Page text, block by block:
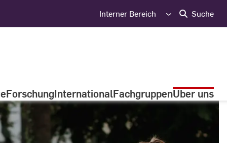
Interner Bereich Suche
ForschungInternationalFachgruppenÜber uns